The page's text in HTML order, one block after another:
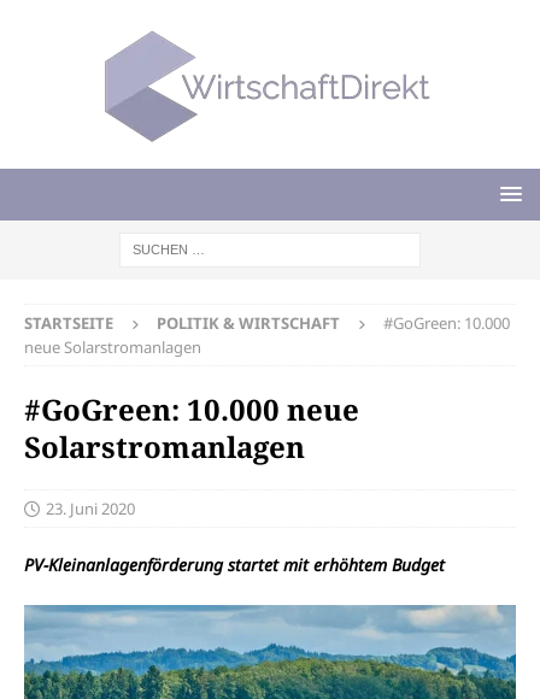
STARTSEITE POLITIK & WIRTSCHAFT
#GoGreen: 10.000
neue Solarstromanlagen
#GoGreen: 10.000 neue
Solarstromanlagen
23. Juni 2020
PV-Kleinanlagenförderung startet mit erhöhtem Budget